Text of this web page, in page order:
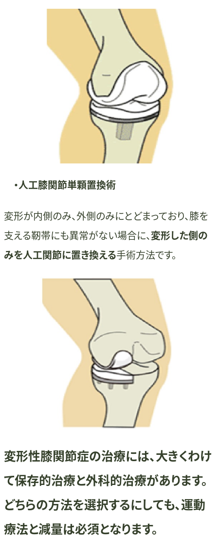
・人工膝関節単顆置換術
変形が内側のみ、外側のみにとどまっており、膝を
支える靭帯にも異常がない場合に、変形した側の
みを人工関節に置き換える手術方法です。
変形性膝関節症の治療には、大きくわけ
て保存的治療と外科的治療があります。
どちらの方法を選択するにしても、運動
療法と減量は必須となります。